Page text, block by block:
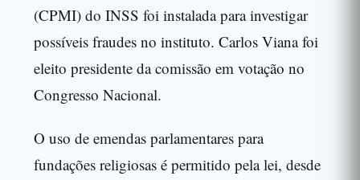
(CPMI) do INSS foi instalada para investigar
possíveis fraudes no instituto. Carlos Viana foi
eleito presidente da comissão em votação no
Congresso Nacional.
O uso de emendas parlamentares para
fundações religiosas é permitido pela lei, desde